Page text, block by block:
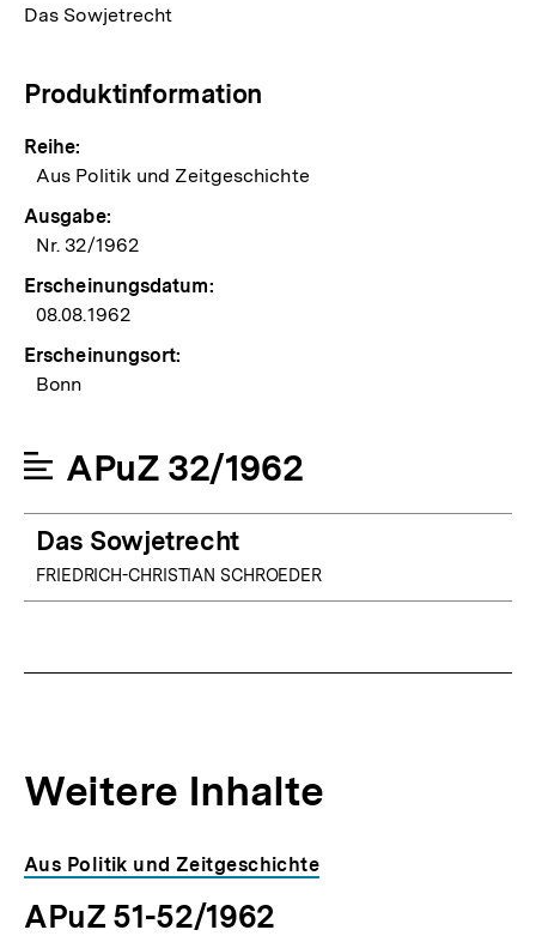
Das Sowjetrecht
Produktinformation
Reihe:
Aus Politik und Zeitgeschichte
Ausgabe:
Nr. 32/1962
Erscheinungsdatum:
08.08.1962
Erscheinungsort:
Bonn
APuZ 32/1962
Das Sowjetrecht
FRIEDRICH-CHRISTIAN SCHROEDER
Weitere Inhalte
Inhaltskarousell
für
weitere
Inhaltskarussell
überspringen
Aus Politik und Zeitgeschichte
APuZ 51-52/1962